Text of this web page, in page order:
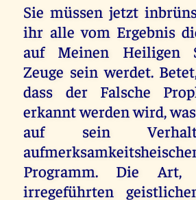
Sie müssen jetzt
ihr alle vom Ergebnis
auf Meinen Heiligen
Zeuge sein werdet.
dass der Falsche
erkannt werden wird,
auf sein
Programm. Die Art,
irregeführten